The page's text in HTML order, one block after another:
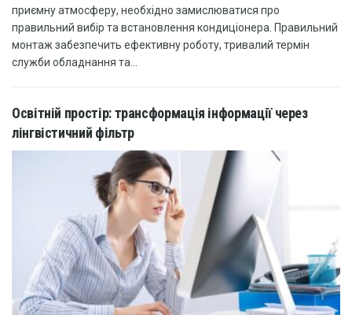
приємну атмосферу, необхідно замислюватися про
правильний вибір та встановлення кондиціонера. Правильний
монтаж забезпечить ефективну роботу, тривалий термін
служби обладнання та...
Освітній простір: трансформація інформації через
лінгвістичний фільтр